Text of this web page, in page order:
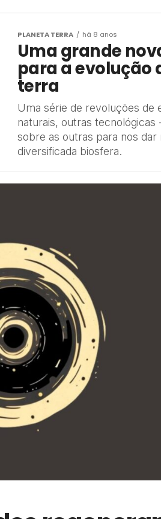
PLANETA TERRA há 8 anos
Uma grande
para a evolução
terra
Uma série de revoluções de
naturais, outras tecnológicas
sobre as outras para nos dar
diversificada biosfera.